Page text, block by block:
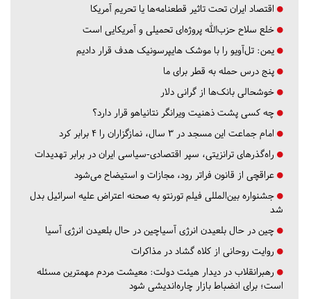
اقتصاد ایران تحت تاثیر قطعنامه‌ها یا تحریم‌ آمریکا
خلع سلاح حزب‌الله پروژه‌ای تحمیلی و آمریکایی است
یمن: تل‌آویو را با موشک هایپرسونیک هدف قرار دادیم
پنج درس‌ حمله به قطر برای ما
خوشحالی بانک‌ها از گرانی دلار
چه کسی پشت ذهنیت ویرانگر نتانیاهو قرار دارد؟
امام جماعت این مسجد در ۳ سال، نمازگزاران را ۴ برابر کرد
راه‌گذرهای ترانزیتی، سپر اقتصادی-سیاسی ایران در برابر تهدیدات
عراقچی از قانون فراتر رود، مجازات و استیضاح می‌شود
جشنواره بین‌المللی فیلم تورنتو به صحنه اعتراض علیه اسرائیل بدل
شد
چین در حال بلعیدن انرژی آسیاچین در حال بلعیدن انرژی آسیا
روایت روحانی از کلاه گشاد در مذاکرات
رهبرانقلاب در دیدار هیئت دولت: معیشت مردم مهمترین مسئله
است؛ برای انضباط بازار چاره‌اندیشی شود